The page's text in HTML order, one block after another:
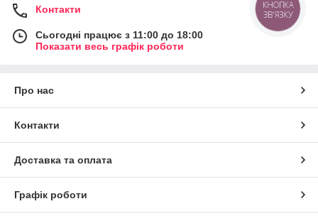
Контакти
Сьогодні працює з 11:00 до 18:00
Показати весь графік роботи
Про нас
Контакти
Доставка та оплата
Графік роботи
КНОПКА
ЗВ'ЯЗКУ